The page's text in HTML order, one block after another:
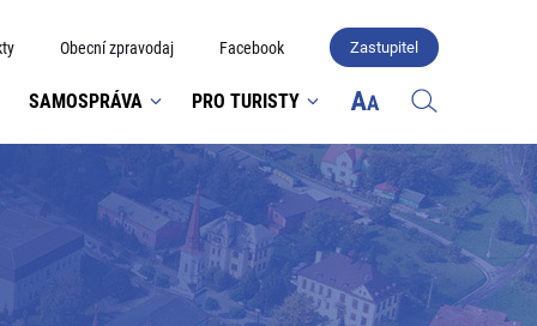
Obecní zpravodaj Facebook Zastupitel
SAMOSPRÁVA PRO TURISTY